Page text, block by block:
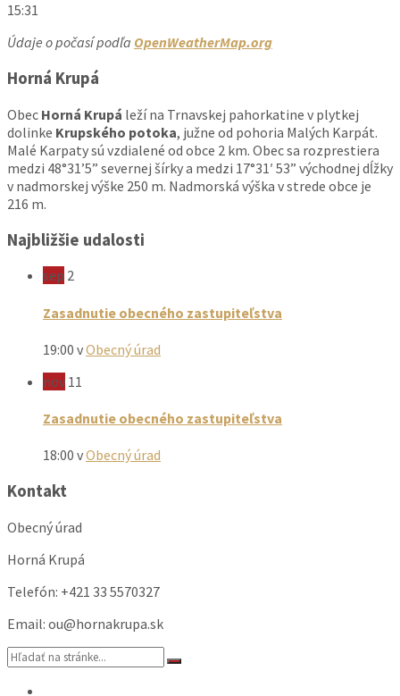
15:31
Údaje o počasí podľa OpenWeatherMap.org
Horná Krupá
Obec Horná Krupá leží na Trnavskej pahorkatine v plytkej
dolinke Krupského potoka, južne od pohoria Malých Karpát.
Malé Karpaty sú vzdialené od obce 2 km. Obec sa rozprestiera
medzi 48°31’5” severnej šírky a medzi 17°31′ 53” východnej dĺžky
v nadmorskej výške 250 m. Nadmorská výška v strede obce je
216 m.
Najbližšie udalosti
sep 2
Zasadnutie obecného zastupiteľstva
19:00 vObecný úrad
nov 11
Zasadnutie obecného zastupiteľstva
18:00 vObecný úrad
Kontakt
Obecný úrad
Horná Krupá
Telefón: +421 33 5570327
Email: ou@hornakrupa.sk
Vyhľadávanie: